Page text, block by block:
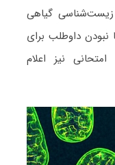
زیست‌شناسی گیاهی
نبودن داوطلب برای
نیز اعلام